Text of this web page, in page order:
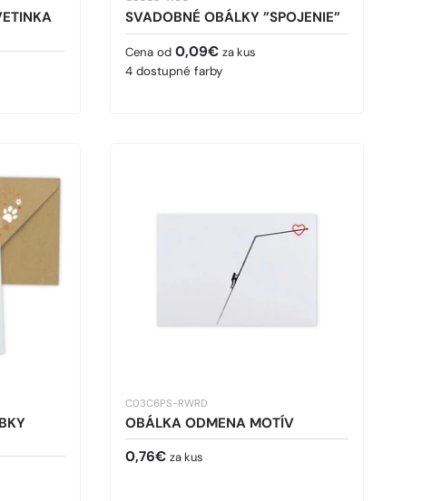
SVADOBNÉ OBÁLKY ”SPOJENIE”
Bežná cena
Cena od 0,09€ za kus
4 dostupné farby
C03C6PS-RWRD
OBÁLKA ODMENA MOTÍV
Bežná cena
0,76€ za kus